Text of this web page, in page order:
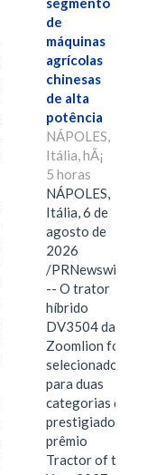
de
máquinas
agrícolas
chinesas
de alta
potência
NÁPOLES,
Itália, hÃ¡
5 horas
NÁPOLES,
Itália, 6 de
agosto de
2026
/PRNewswire/
-- O trator
híbrido
DV3504 da
Zoomlion foi
selecionado
para duas
categorias do
prestigiado
prêmio
Tractor of the